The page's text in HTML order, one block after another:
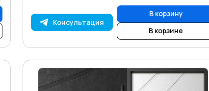
Консультация
В корзину
В корзине